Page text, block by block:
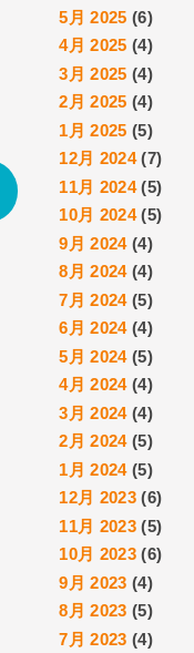
5月 2025 (6)
4月 2025 (4)
3月 2025 (4)
2月 2025 (4)
1月 2025 (5)
12月 2024(7)
11月 2024(5)
10月 2024(5)
9月 2024(4)
8月 2024(4)
7月 2024(5)
6月 2024(4)
5月 2024(5)
4月 2024(4)
3月 2024(4)
2月 2024(5)
1月 2024(5)
12月 2023 (6)
11月 2023 (5)
10月 2023 (6)
9月 2023 (4)
8月 2023 (5)
7月 2023 (4)